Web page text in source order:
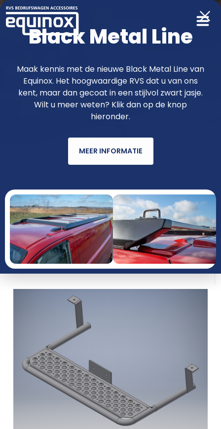
Producten
functioneler & fraaier met RVS van
Equinox
AUTOMERK
MODEL
JAAR
PRODUCTGROEP
Black Metal Line
Maak kennis met de nieuwe Black Metal Line van
Equinox. Het hoogwaardige RVS dat u van ons
kent, maar dan gecoat in een stijlvol zwart jasje.
Wilt u meer weten? Klik dan op de knop
hieronder.
MEER INFORMATIE